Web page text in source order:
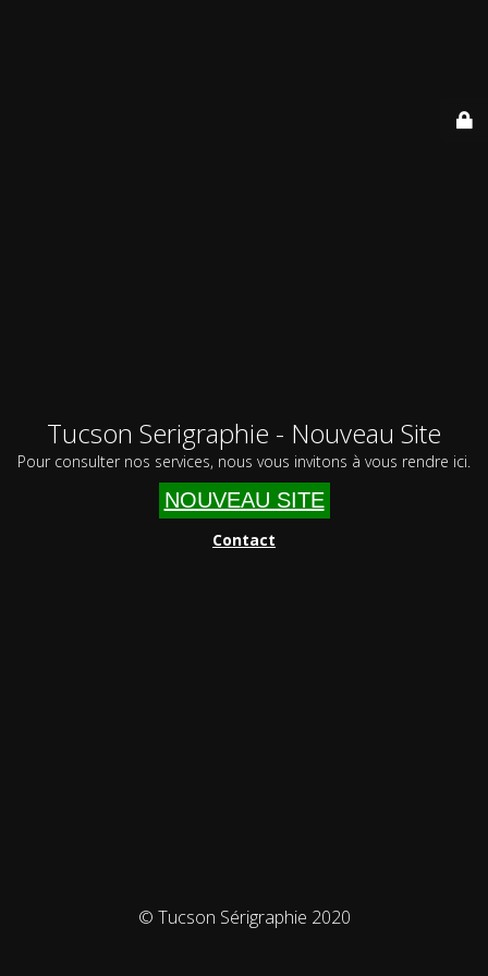
Tucson Serigraphie - Nouveau Site
Pour consulter nos services, nous vous invitons à vous rendre ici.
NOUVEAU SITE
Contact
© Tucson Sérigraphie 2020